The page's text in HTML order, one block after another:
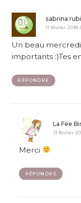
sabrina
11 février 2018
Un beau
importants :)Tes
RÉPONDRE
La Fée
13 février
Merci
RÉPONDRE